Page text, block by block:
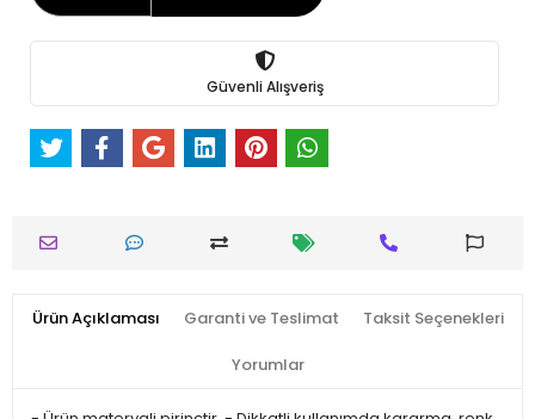
Güvenli Alışveriş
Ürün Açıklaması Garanti ve Teslimat Taksit Seçenekleri
Yorumlar